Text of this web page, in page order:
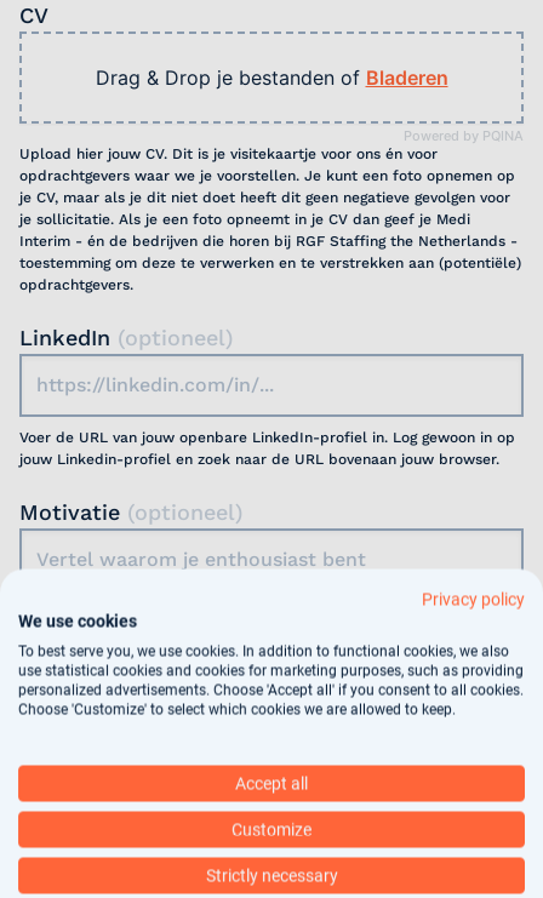
CV
Powered by PQINA
Drag & Drop je bestanden of Bladeren
Upload hier jouw CV. Dit is je visitekaartje voor ons én voor
opdrachtgevers waar we je voorstellen. Je kunt een foto opnemen op
je CV, maar als je dit niet doet heeft dit geen negatieve gevolgen voor
je sollicitatie. Als je een foto opneemt in je CV dan geef je Medi
Interim - én de bedrijven die horen bij RGF Staffing the Netherlands -
toestemming om deze te verwerken en te verstrekken aan (potentiële)
opdrachtgevers.
LinkedIn (optioneel)
Voer de URL van jouw openbare LinkedIn-profiel in. Log gewoon in op
jouw Linkedin-profiel en zoek naar de URL bovenaan jouw browser.
Motivatie (optioneel)
Jouw gegevens worden gebruikt voor
arbeidsbemiddeling, dit vindt deels geautomatiseerd
wij jouw gegevens verwerken.
Privacy policy
We use cookies
To best serve you, we use cookies. In addition to functional cookies, we also
use statistical cookies and cookies for marketing purposes, such as providing
personalized advertisements. Choose 'Accept all' if you consent to all cookies.
Choose 'Customize' to select which cookies we are allowed to keep.
Accept all
Customize
Strictly necessary